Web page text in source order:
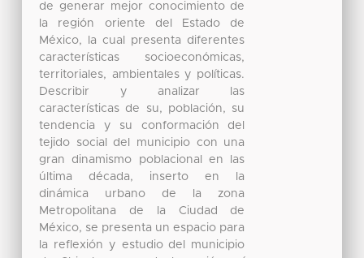
de generar mejor conocimiento de
la región oriente del Estado de
México, la cual presenta diferentes
características socioeconómicas,
territoriales, ambientales y políticas.
Describir y analizar las
características de su, población, su
tendencia y su conformación del
tejido social del municipio con una
gran dinamismo poblacional en las
última década, inserto en la
dinámica urbano de la zona
Metropolitana de la Ciudad de
México, se presenta un espacio para
la reflexión y estudio del municipio